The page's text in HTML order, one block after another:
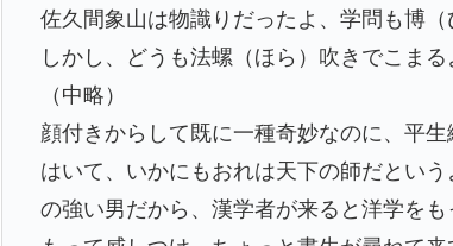
佐久間象山は物識りだったよ、学問も博
しかし、どうも法螺（ほら）吹きでこまる
（中略）
顔付きからして既に一種奇妙なのに、平
はいて、いかにもおれは天下の師だとい
の強い男だから、漢学者が来ると洋学を